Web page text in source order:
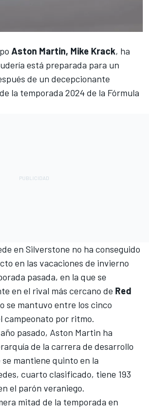
Aston Martin, Mike Krack, ha
está preparada para un
de un decepcionante
la temporada 2024 de la Fórmula
en Silverstone no ha conseguido
en las vacaciones de invierno
pasada, en la que se
en el rival más cercano de Red
se mantuvo entre los cinco
campeonato por ritmo.
pasado, Aston Martin ha
de la carrera de desarrollo
mantiene quinto en la
, cuarto clasificado, tiene 193
el parón veraniego.
mitad de la temporada en